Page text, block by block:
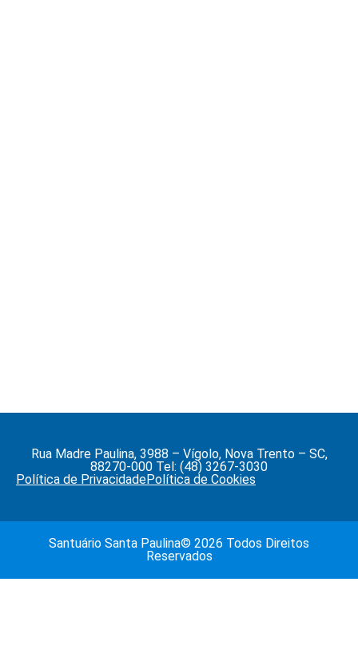
Rua Madre Paulina, 3988 – Vígolo, Nova Trento – SC,
88270-000 Tel: (48) 3267-3030
Política de PrivacidadePolítica de Cookies
Santuário Santa Paulina© 2026 Todos Direitos
Reservados